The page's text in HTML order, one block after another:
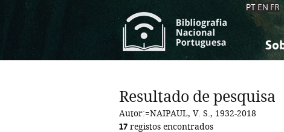
PT EN FR
Resultado de pesquisa
Autor:=NAIPAUL, V. S., 1932-2018
17 registos encontrados